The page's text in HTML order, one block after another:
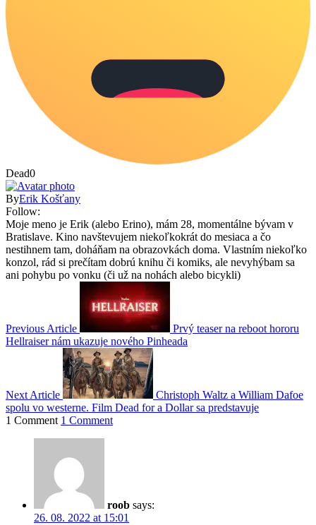
Dead0
ByErik Košťany
Follow:
Moje meno je Erik (alebo Erino), mám 28, momentálne bývam v
Bratislave. Kino navštevujem niekoľkokrát do mesiaca a čo
nestihnem tam, doháňam na obrazovkách doma. Vlastním niekoľko
konzol, rád si prečítam dobrú knihu či komiks, ale nevyhýbam sa
ani pohybu po vonku (či už na nohách alebo bicykli)
Previous Article
Prvý teaser na reboot hororu
Hellraiser nám ukazuje nového Pinheada
Next Article
Christoph Waltz a William Dafoe
spolu vo westerne. Film Dead for a Dollar sa predstavuje
1 Comment 1 Comment
roob says:
26. 08. 2022 at 15:01